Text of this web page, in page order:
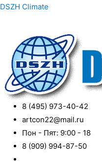
DSZH Climate
8 (495) 973-40-42
artcon22@mail.ru
Пон - Пят: 9:00 - 18
8 (909) 994-87-50